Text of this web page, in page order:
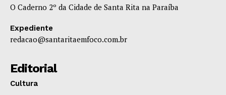
O Caderno 2º da Cidade de Santa Rita na Paraíba
Expediente
redacao@santaritaemfoco.com.br
Editorial
Cultura